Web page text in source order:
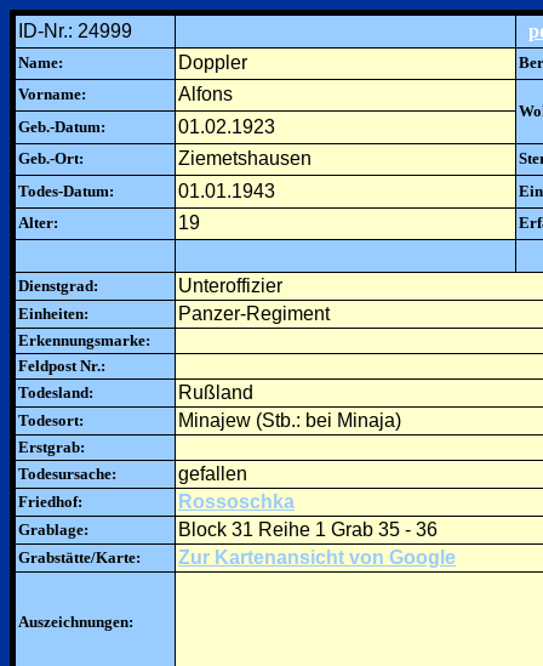
ID-Nr.: 24999
Name: Doppler
Vorname:
Alfons
Geb.-Datum:
01.02.1923
Geb.-Ort: Ziemetshausen
Todes-Datum:
01.01.1943
Alter:
19
Dienstgrad: Unteroffizier
Einheiten: Panzer-Regiment
Erkennungsmarke:
Feldpost Nr.:
Todesland:
Rußland
Todesort: Minajew (Stb.: bei Minaja)
Erstgrab:
Todesursache:
gefallen
Friedhof: Rossoschka
Grablage: Block 31 Reihe 1 Grab 35 - 36
Grabstätte/Karte: Zur Kartenansicht von Google
Auszeichnungen: